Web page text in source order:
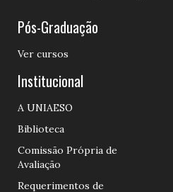
Pós-Graduação
Ver cursos
Institucional
A UNIAESO
Biblioteca
Comissão Própria de
Avaliação
Requerimentos de